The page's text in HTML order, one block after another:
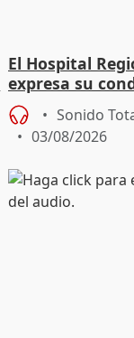
El Hospital
expresa su
dos enfermeras
Sonido
03/08/2026